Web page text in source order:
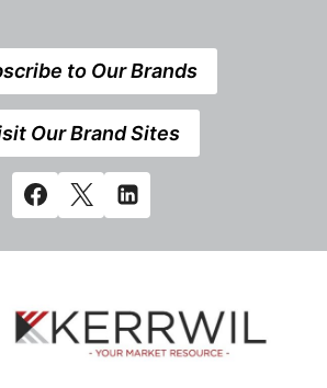
to Our Brands
Our Brand Sites